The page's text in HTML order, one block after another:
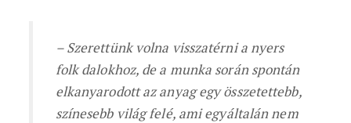
– Szerettünk volna visszatérni a nyers
folk dalokhoz, de a munka során spontán
elkanyarodott az anyag egy összetettebb,
színesebb világ felé, ami egyáltalán nem